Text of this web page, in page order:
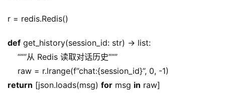
r = redis.Redis()
def get_history(session_id: str) -> list:
“””从 Redis 读取对话历史”””
raw = r.lrange(f”chat:{session_id}”, 0, -1)
return [json.loads(msg) for msg in raw]